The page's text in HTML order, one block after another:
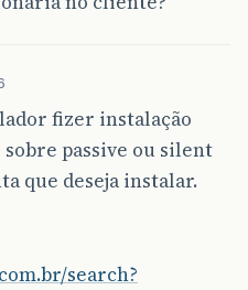
fizer instalação
passive ou silent
que deseja instalar.
search?